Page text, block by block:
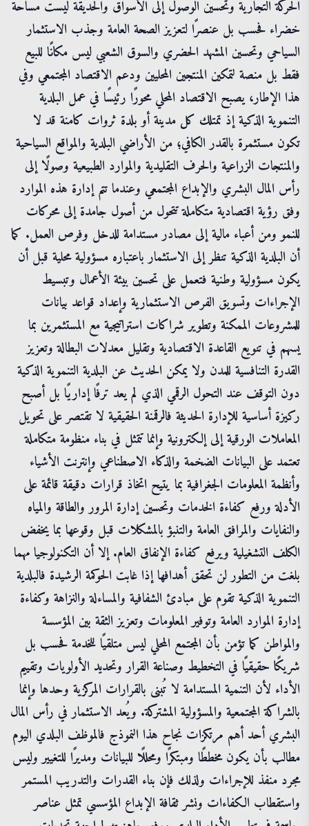
الحركة التجارية وتحسين الوصول إلى الأسواق والحديقة ليست مساحة
خضراء فحسب بل عنصرًا لتعزيز الصحة العامة وجذب الاستثمار
السياحي وتحسين المشهد الحضري والسوق الشعبي ليس مكانًا للبيع
فقط بل منصة لتمكين المنتجين المحليين ودعم الاقتصاد المجتمعي وفي
هذا الإطار، يصبح الاقتصاد المحلي محورًا رئيسًا في عمل البلدية
التنموية الذكية إذ تمتلك كل مدينة أو بلدة ثروات كامنة قد لا
تكون مستثمرة بالقدر الكافي؛ من الأراضي البلدية والمواقع السياحية
والمنتجات الزراعية والحرف التقليدية والموارد الطبيعية وصولًا إلى
رأس المال البشري والإبداع المجتمعي وعندما تتم إدارة هذه الموارد
وفق رؤية اقتصادية متكاملة تتحول من أصول جامدة إلى محركات
للنمو ومن أعباء مالية إلى مصادر مستدامة للدخل وفرص العمل. كما
أن البلدية الذكية تنظر إلى الاستثمار باعتباره مسؤولية محلية قبل أن
يكون مسؤولية وطنية فتعمل على تحسين بيئة الأعمال وتبسيط
الإجراءات وتسويق الفرص الاستثمارية وإعداد قواعد بيانات
للمشروعات الممكنة وتطوير شراكات استراتيجية مع المستثمرين بما
يسهم في تنويع القاعدة الاقتصادية وتقليل معدلات البطالة وتعزيز
القدرة التنافسية للمدن ولا يمكن الحديث عن البلدية التنموية الذكية
دون التوقف عند التحول الرقمي الذي لم يعد ترفًا إداريًا بل أصبح
ركيزة أساسية للإدارة الحديثة فالرقمنة الحقيقية لا تقتصر على تحويل
المعاملات الورقية إلى إلكترونية وإنما تتمثل في بناء منظومة متكاملة
تعتمد على البيانات الضخمة والذكاء الاصطناعي وإنترنت الأشياء
وأنظمة المعلومات الجغرافية بما يتيح اتخاذ قرارات دقيقة قائمة على
الأدلة ورفع كفاءة الخدمات وتحسين إدارة المرور والطاقة والمياه
والنفايات والمرافق العامة والتنبؤ بالمشكلات قبل وقوعها بما يخفض
الكلف التشغيلية ويرفع كفاءة الإنفاق العام. إلا أن التكنولوجيا مهما
بلغت من التطور لن تحقق أهدافها إذا غابت الحوكمة الرشيدة فالبلدية
التنموية الذكية تقوم على مبادئ الشفافية والمساءلة والنزاهة وكفاءة
إدارة الموارد العامة وتوفير المعلومات وتعزيز الثقة بين المؤسسة
والمواطن كما تؤمن بأن المجتمع المحلي ليس متلقيًا للخدمة فحسب بل
شريكًا حقيقيًا في التخطيط وصناعة القرار وتحديد الأولويات وتقييم
الأداء لأن التنمية المستدامة لا تُبنى بالقرارات المركزية وحدها وإنما
بالشراكة المجتمعية والمسؤولية المشتركة. ويُعد الاستثمار في رأس المال
البشري أحد أهم مرتكزات نجاح هذا النموذج فالموظف البلدي اليوم
مطالب بأن يكون مخططًا ومبتكرًا ومحللًا للبيانات ومديرًا للتغيير وليس
مجرد منفذ للإجراءات ولذلك فإن بناء القدرات والتدريب المستمر
واستقطاب الكفاءات ونشر ثقافة الإبداع المؤسسي تمثل عناصر